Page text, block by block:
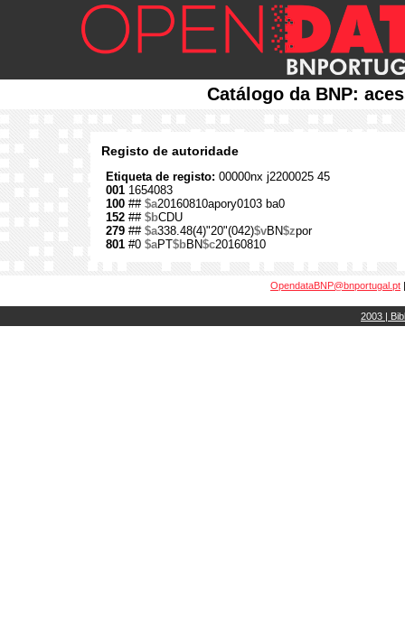
Catálogo da BNP:
Registo de autoridade
Etiqueta de registo: 00000nx j2200025 45
001 1654083
100 ## $a20160810apory0103 ba0
152 ## $bCDU
279 ## $a338.48(4)"20"(042)$vBN$zpor
801 #0 $aPT$bBN$c20160810
OpendataBNP@bnportugal.pt
2003 |